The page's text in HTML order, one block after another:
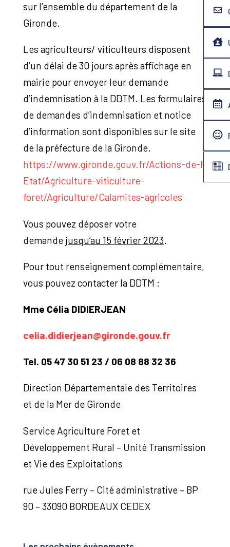
sur l’ensemble du département de la
Gironde.
Les agriculteurs/ viticulteurs disposent
d’un délai de 30 jours après affichage en
mairie pour envoyer leur demande
d’indemnisation à la DDTM. Les formulaires
de demandes d’indemnisation et notice
d’information sont disponibles sur le site
de la préfecture de la Gironde.
https://www.gironde.gouv.fr/Actions-de-l-
Etat/Agriculture-viticulture-
foret/Agriculture/Calamites-agricoles
Vous pouvez déposer votre
demande jusqu’au 15 février 2023
Pour tout renseignement complémentaire,
vous pouvez contacter la DDTM :
Mme Célia DIDIERJEAN
celia.didierjean@gironde.gouv.fr
Tel. 05 47 30 51 23 / 06 08 88 32 36
Direction Départementale des Territoires
et de la Mer de Gironde
Service Agriculture Foret et
Développement Rural – Unité Transmission
et Vie des Exploitations
rue Jules Ferry – Cité administrative – BP
90 – 33090 BORDEAUX CEDEX